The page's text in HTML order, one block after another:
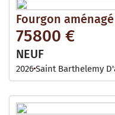
Fourgon aménagé
75800 €
NEUF
2026Saint Barthelemy